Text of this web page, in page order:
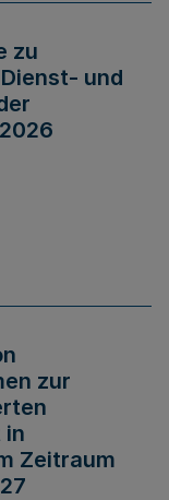
zu
und
zur
in
Zeitraum